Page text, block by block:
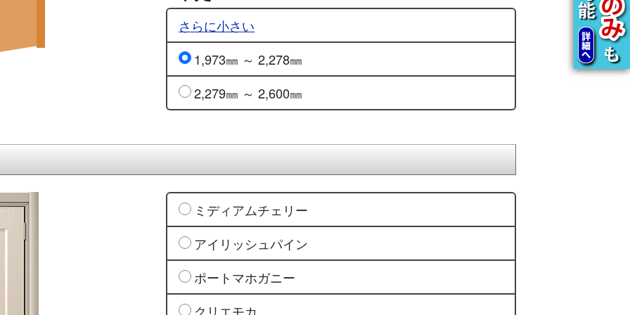
さらに小さい
1,973㎜ ～ 2,278㎜
2,279㎜ ～ 2,600㎜
ミディアムチェリー
アイリッシュパイン
ポートマホガニー
クリエモカ